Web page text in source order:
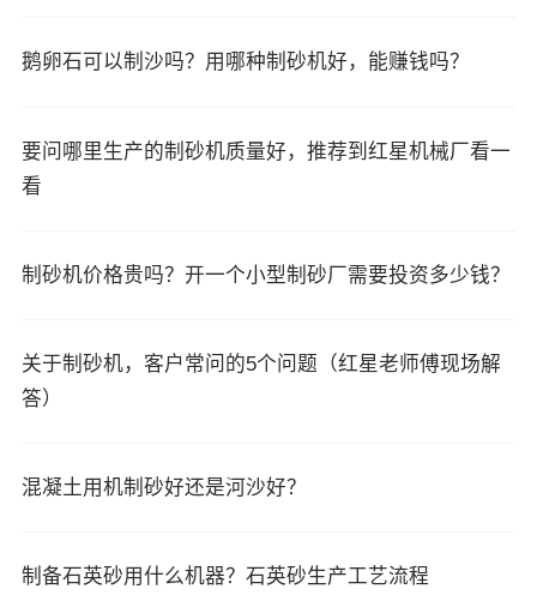
鹅卵石可以制沙吗？用哪种制砂机好，能赚钱吗？
要问哪里生产的制砂机质量好，推荐到红星机械厂看一
看
制砂机价格贵吗？开一个小型制砂厂需要投资多少钱？
关于制砂机，客户常问的5个问题（红星老师傅现场解
答）
混凝土用机制砂好还是河沙好？
制备石英砂用什么机器？石英砂生产工艺流程